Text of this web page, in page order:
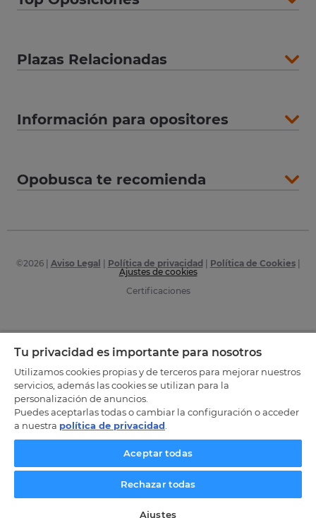
Plazas Relacionadas
Información para opositores
Opobusca te recomienda
©2026| Aviso Legal Política de privacidad Política de Cookies|
Ajustes de cookies
Certificaciones
Tu privacidad es importante para nosotros
Utilizamos cookies propias y de terceros para mejorar nuestros
servicios, además las cookies se utilizan para la
personalización de anuncios.
Puedes aceptarlas todas o cambiar la configuración o acceder
a nuestra política de privacidad
Aceptar todas
Rechazar todas
Ajustes